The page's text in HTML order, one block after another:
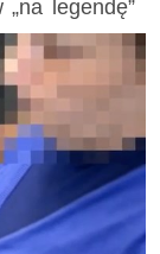
legendę”